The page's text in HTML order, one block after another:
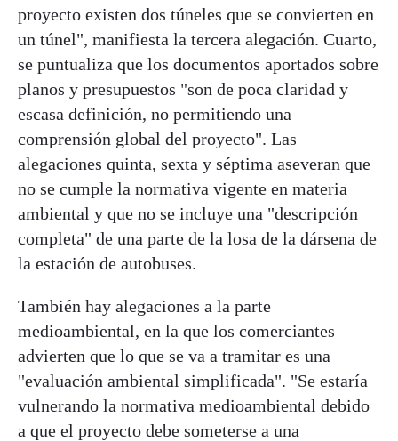
proyecto existen dos túneles que se convierten en
un túnel", manifiesta la tercera alegación. Cuarto,
se puntualiza que los documentos aportados sobre
planos y presupuestos "son de poca claridad y
escasa definición, no permitiendo una
comprensión global del proyecto". Las
alegaciones quinta, sexta y séptima aseveran que
no se cumple la normativa vigente en materia
ambiental y que no se incluye una "descripción
completa" de una parte de la losa de la dársena de
la estación de autobuses.
También hay alegaciones a la parte
medioambiental, en la que los comerciantes
advierten que lo que se va a tramitar es una
"evaluación ambiental simplificada". "Se estaría
vulnerando la normativa medioambiental debido
a que el proyecto debe someterse a una